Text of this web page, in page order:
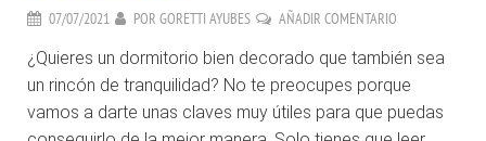
07/07/2021 POR GORETTI AYUBES AÑADIR COMENTARIO
¿Quieres un dormitorio bien decorado que también sea
un rincón de tranquilidad? No te preocupes porque
vamos a darte unas claves muy útiles para que puedas